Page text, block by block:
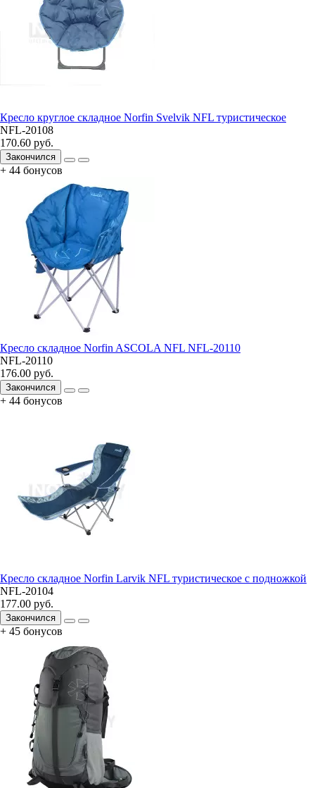
Кресло круглое складное Norfin Svelvik NFL туристическое
NFL-20108
170.60 руб.
Закончился
+ 44 бонусов
Кресло складное Norfin ASCOLA NFL NFL-20110
NFL-20110
176.00 руб.
Закончился
+ 44 бонусов
Кресло складное Norfin Larvik NFL туристическое с подножкой
NFL-20104
177.00 руб.
Закончился
+ 45 бонусов